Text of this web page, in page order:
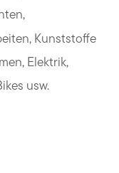
Kunststoffe
Elektrik,
usw.